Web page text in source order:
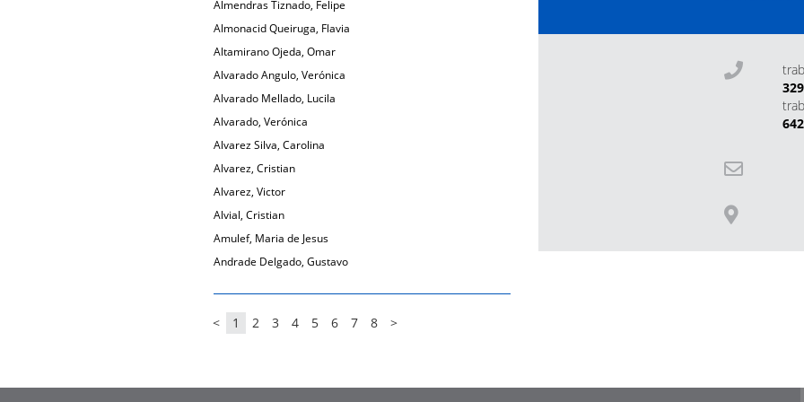
Almendras Tiznado, Felipe
Almonacid Queiruga, Flavia
Altamirano Ojeda, Omar
Alvarado Angulo, Verónica
Alvarado Mellado, Lucila
Alvarado, Verónica
Alvarez Silva, Carolina
Alvarez, Cristian
Alvarez, Victor
Alvial, Cristian
Amulef, Maria de Jesus
Andrade Delgado, Gustavo
< 1 2 3 4 5 6 7 8 >